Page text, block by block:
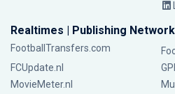
Realtimes | Publishing Network
FootballTransfers.com
FCUpdate.nl
MovieMeter.nl